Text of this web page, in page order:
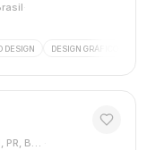
DESIGN DESIGN GRÁFICO
Cascavel, PR, Brasil